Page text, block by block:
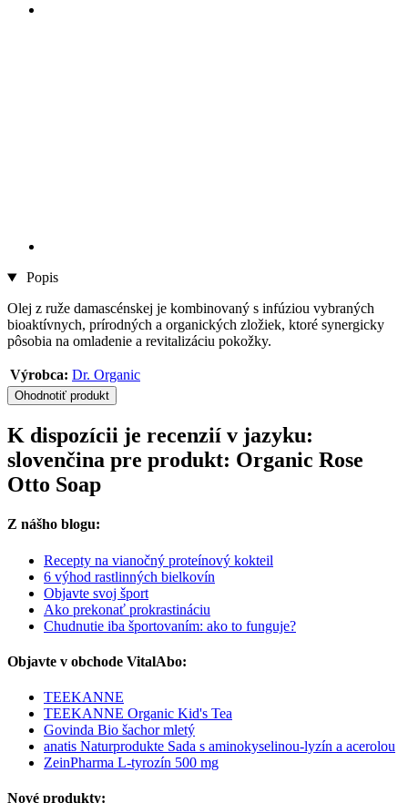
Popis
Olej z ruže damascénskej je kombinovaný s infúziou vybraných
bioaktívnych, prírodných a organických zložiek, ktoré synergicky
pôsobia na omladenie a revitalizáciu pokožky.
Výrobca: Dr. Organic
Ohodnotiť produkt
K dispozícii je recenzií v jazyku:
slovenčina pre produkt: Organic Rose
Otto Soap
Z nášho blogu:
Recepty na vianočný proteínový kokteil
6 výhod rastlinných bielkovín
Objavte svoj šport
Ako prekonať prokrastináciu
Chudnutie iba športovaním: ako to funguje?
Objavte v obchode VitalAbo:
TEEKANNE
TEEKANNE Organic Kid's Tea
Govinda Bio šachor mletý
anatis Naturprodukte Sada s aminokyselinou-lyzín a acerolou
ZeinPharma L-tyrozín 500 mg
Nové produkty: